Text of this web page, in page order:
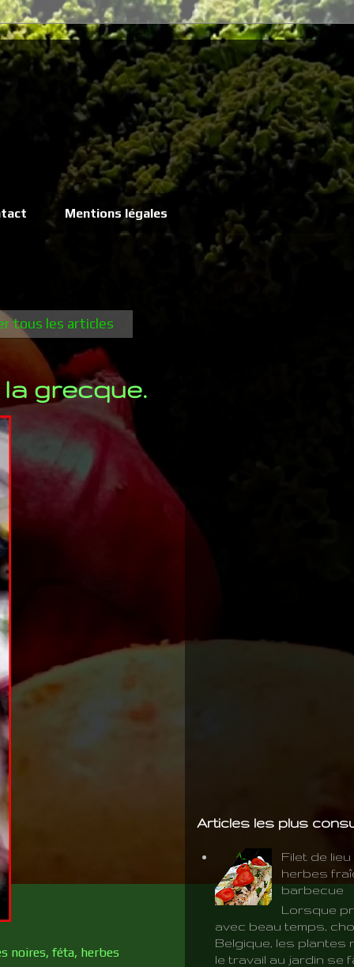
Mentions légales
tous les articles
grecque.
noires, féta, herbes
Articles les plus
Filet de
herbes
barbecue
Lorsque
avec beau temps,
Belgique, les plantes
le travail au jardin se